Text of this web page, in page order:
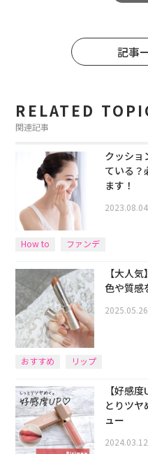
記事
RELATED
関連記事
クッショ
ている？
ます！
2023.08.04
How to ファンデ
【大人
色や質感
2025.05.26
おすすめ リップ
【好感
とりツヤ
ュー
2024.03.12